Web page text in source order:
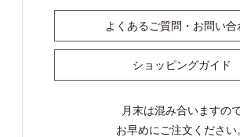
よくあるご質問・お問い合
ショッピングガイド
月末は混み合いますの
お早めにご注文ください。